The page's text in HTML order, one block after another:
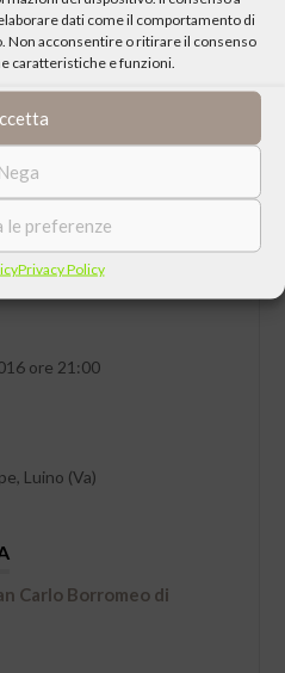
dati come il comportamento di
Non acconsentire o ritirare il consenso
caratteristiche e funzioni.
Nega
le preferenze
Privacy Policy
EVENTO
ore 21:00
Luino (Va)
Carlo Borromeo di